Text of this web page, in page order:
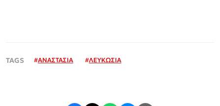
#ΑΝΑΣΤΑΣΙΑ #ΛΕΥΚΩΣΙΑ